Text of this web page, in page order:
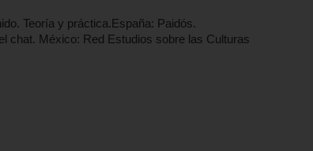
Teoría y práctica.España: Paidós.
chat. México: Red Estudios sobre las Culturas